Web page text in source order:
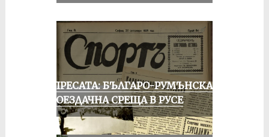
ОТ ПРЕСАТА: БЪЛГАРО-РУМЪНСКА
КОЛОЕЗДАЧНА СРЕЩА В РУСЕ